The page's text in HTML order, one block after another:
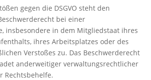
gegen die DSGVO steht den
bei einer
insbesondere in dem Mitgliedstaat ihres
ihres Arbeitsplatzes oder des
Verstoßes zu. Das Beschwerderecht
anderweitiger verwaltungsrechtlicher
Rechtsbehelfe.